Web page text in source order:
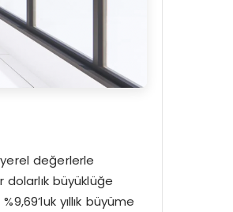
değerlerle
büyüklüğe
yıllık büyüme